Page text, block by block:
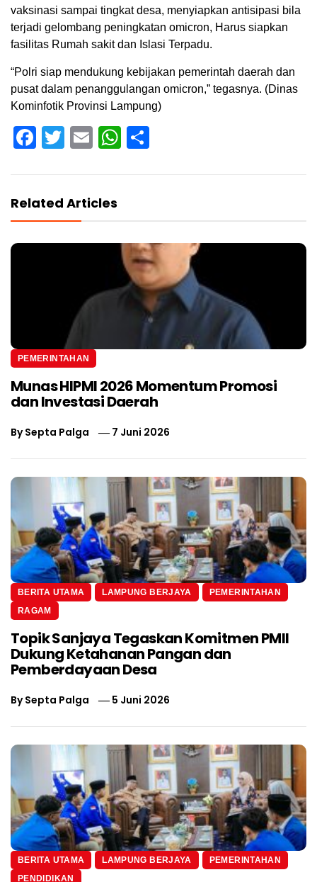
vaksinasi sampai tingkat desa, menyiapkan antisipasi bila
terjadi gelombang peningkatan omicron, Harus siapkan
fasilitas Rumah sakit dan Islasi Terpadu.
“Polri siap mendukung kebijakan pemerintah daerah dan
pusat dalam penanggulangan omicron,” tegasnya. (Dinas
Kominfotik Provinsi Lampung)
Facebook
Twitter
EmailWhatsApp
Related Articles
PEMERINTAHAN
Munas HIPMI 2026 Momentum Promosi
dan Investasi Daerah
BySepta Palga 7 Juni 2026
BERITA UTAMA LAMPUNG BERJAYA
PEMERINTAHAN
RAGAM
Topik Sanjaya Tegaskan Komitmen PMII
Dukung Ketahanan Pangan dan
Pemberdayaan Desa
BySepta Palga 5 Juni 2026
BERITA UTAMA LAMPUNG BERJAYA
PEMERINTAHAN
PENDIDIKAN